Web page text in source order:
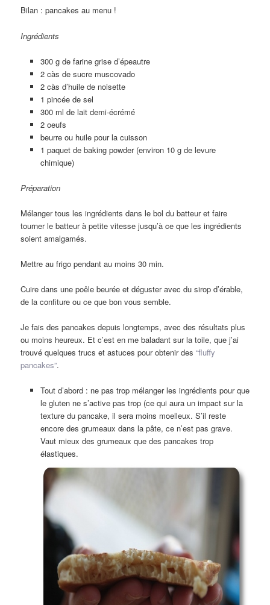
Bilan : pancakes au menu !
Ingrédients
300 g de farine grise d’épeautre
2 càs de sucre muscovado
2 càs d’huile de noisette
1 pincée de sel
300 ml de lait demi-écrémé
2 oeufs
beurre ou huile pour la cuisson
1 paquet de baking powder (environ 10 g de levure
chimique)
Préparation
Mélanger tous les ingrédients dans le bol du batteur et faire
tourner le batteur à petite vitesse jusqu’à ce que les ingrédients
soient amalgamés.
Mettre au frigo pendant au moins 30 min.
Cuire dans une poêle beurée et déguster avec du sirop d’érable,
de la confiture ou ce que bon vous semble.
Je fais des pancakes depuis longtemps, avec des résultats plus
ou moins heureux. Et c’est en me baladant sur la toile, que j’ai
trouvé quelques trucs et astuces pour obtenir des“fluffy
pancakes”.
Tout d’abord : ne pas trop mélanger les ingrédients pour que
le gluten ne s’active pas trop (ce qui aura un impact sur la
texture du pancake, il sera moins moelleux. S’il reste
encore des grumeaux dans la pâte, ce n’est pas grave.
Vaut mieux des grumeaux que des pancakes trop
élastiques.